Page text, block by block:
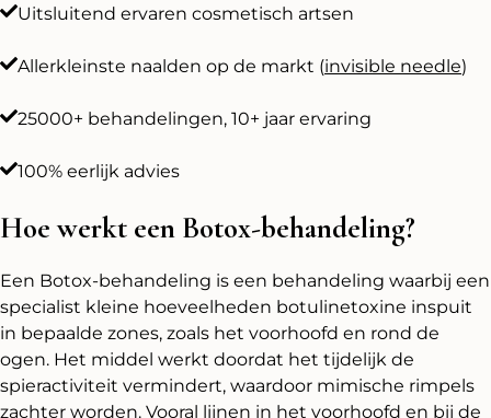
Uitsluitend ervaren cosmetisch artsen
Allerkleinste naalden op de markt (invisible needle)
25000+ behandelingen, 10+ jaar ervaring
100% eerlijk advies
Hoe werkt een Botox-behandeling?
Een Botox-behandeling is een behandeling waarbij een
specialist kleine hoeveelheden botulinetoxine inspuit
in bepaalde zones, zoals het voorhoofd en rond de
ogen. Het middel werkt doordat het tijdelijk de
spieractiviteit vermindert, waardoor mimische rimpels
zachter worden. Vooral lijnen in het voorhoofd en bij de